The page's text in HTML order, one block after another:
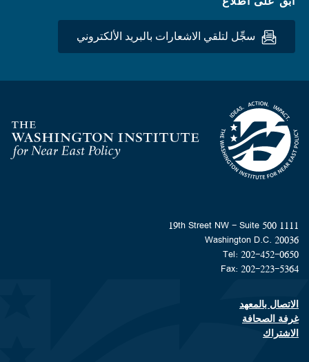
سجِّل لتلقي الاشعارات بالبريد الألكتروني
Homepage
1111 19th Street NW - Suite 500
Washington D.C. 20036
Tel: 202-452-0650
Fax: 202-223-5364
Footer contact links
الاتصال بالمعهد
غرفة الصحافة
الاشتراك